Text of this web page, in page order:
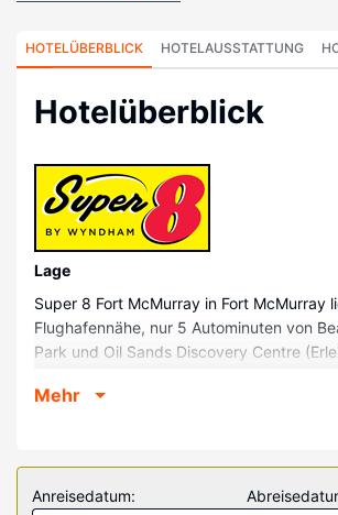
HOTELÜBERBLICK HOTELAUSSTATTUNG
Hotelüberblick
Lage
Super 8 Fort McMurray in Fort McMurray
Flughafennähe, nur 5 Autominuten von
Park und Oil Sands Discovery Centre
und 3,4 km von Heritage Park
Fühl dich in einem der 80 klimatisierten
Kühlschrank und Flachbildfernseher wie zu
Mehr
Anreisedatum: